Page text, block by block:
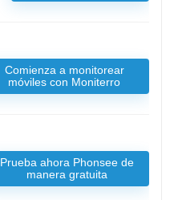
Comienza a monitorear
móviles con Moniterro
Prueba ahora Phonsee de
manera gratuita